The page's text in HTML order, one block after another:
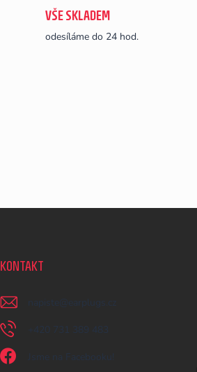
VŠE SKLADEM
odesíláme do 24 hod.
KONTAKT
napiste @ earplugs.cz
+420 731 389 483
Jsme na Facebooku!